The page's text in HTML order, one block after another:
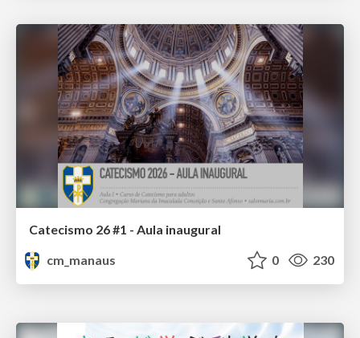
Catecismo 26 #1 - Aula inaugural
cm_manaus
0 230